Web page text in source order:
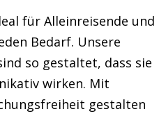
für Alleinreisende und
Bedarf. Unsere
so gestaltet, dass sie
wirken. Mit
gestalten